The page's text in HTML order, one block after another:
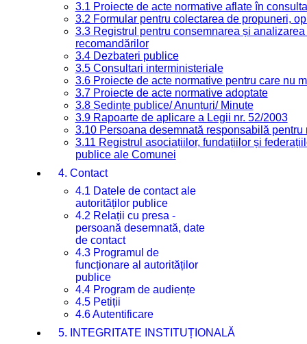
3.1 Proiecte de acte normative aflate în
3.2 Formular pentru colectarea de propuneri,
3.3 Registrul pentru consemnarea și
recomandărilor
3.4 Dezbateri publice
3.5 Consultari interministeriale
3.6 Proiecte de acte normative pentru care nu
3.7 Proiecte de acte normative adoptate
3.8 Ședințe publice/ Anunțuri/ Minute
3.9 Rapoarte de aplicare a Legii nr. 52/2003
3.10 Persoana desemnată responsabilă
3.11 Registrul asociațiilor, fundațiilor și
publice ale Comunei
4. Contact
4.1 Datele de contact ale
autorităților publice
4.2 Relații cu presa -
persoană desemnată, date
de contact
4.3 Programul de
funcționare al autorităților
publice
4.4 Program de audiențe
4.5 Petiții
4.6 Autentificare
5. INTEGRITATE INSTITUȚIONALĂ